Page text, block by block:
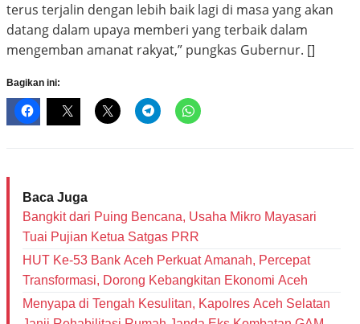
terus terjalin dengan lebih baik lagi di masa yang akan
datang dalam upaya memberi yang terbaik dalam
mengemban amanat rakyat,” pungkas Gubernur. []
Bagikan ini:
Baca Juga
Bangkit dari Puing Bencana, Usaha Mikro Mayasari
Tuai Pujian Ketua Satgas PRR
HUT Ke-53 Bank Aceh Perkuat Amanah, Percepat
Transformasi, Dorong Kebangkitan Ekonomi Aceh
Menyapa di Tengah Kesulitan, Kapolres Aceh Selatan